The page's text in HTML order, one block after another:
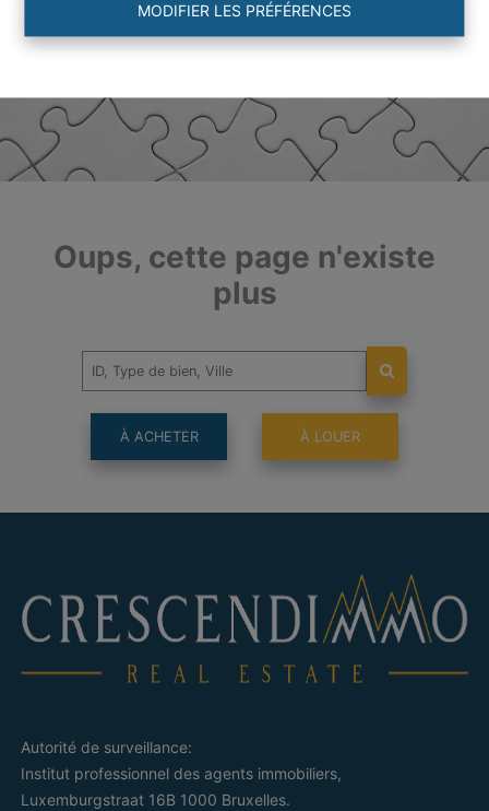
MODIFIER LES PRÉFÉRENCES
Oups, cette page n'existe
plus
À ACHETER À LOUER
Autorité de surveillance:
Institut professionnel des agents immobiliers,
Luxemburgstraat 16B 1000 Bruxelles.